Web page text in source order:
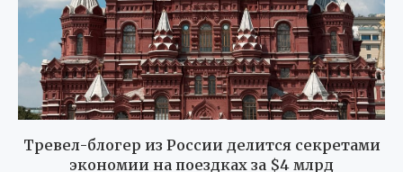
Тревел-блогер из России делится секретами
экономии на поездках за $4 млрд